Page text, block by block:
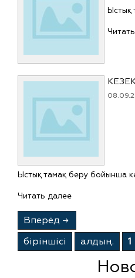
Ыстық
Ыстық тамақ беру бойынша
Читать далее
Вперёд →
бiрiншiсi
алдың. 1